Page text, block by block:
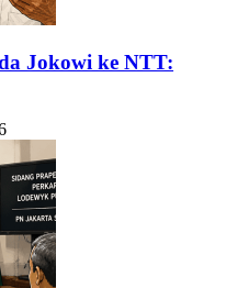
Jokowi ke NTT: